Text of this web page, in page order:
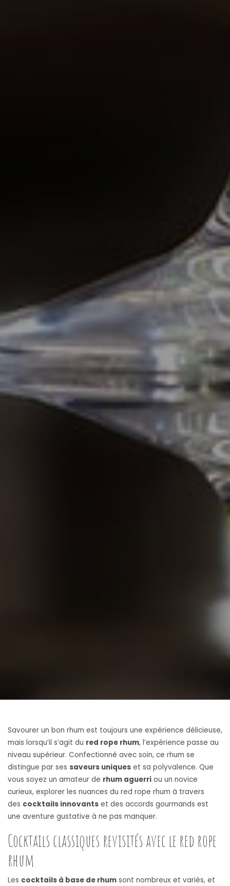
Savourer un bon rhum est toujours une expérience délicieuse,
mais lorsqu’il s’agit du red rope rhum, l’expérience passe au
niveau supérieur. Confectionné avec soin, ce rhum se
distingue par ses saveurs uniques et sa polyvalence. Que
vous soyez un amateur de rhum aguerri ou un novice
curieux, explorer les nuances du red rope rhum à travers
des cocktails innovants et des accords gourmands est
une aventure gustative à ne pas manquer.
Cocktails classiques revisités avec le red rope
rhum
Les cocktails à base de rhum sont nombreux et variés, et